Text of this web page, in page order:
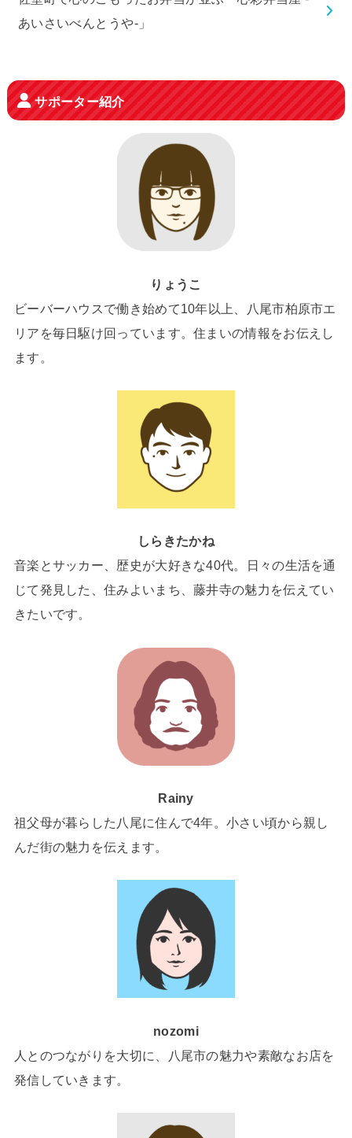
あいさいべんとうや-」
サポーター紹介
りょうこ
ビーバーハウスで働き始めて10年以上、八尾市柏原市エ
リアを毎日駆け回っています。住まいの情報をお伝えし
ます。
しらきたかね
音楽とサッカー、歴史が大好きな40代。日々の生活を通
じて発見した、住みよいまち、藤井寺の魅力を伝えてい
きたいです。
Rainy
祖父母が暮らした八尾に住んで4年。小さい頃から親し
んだ街の魅力を伝えます。
nozomi
人とのつながりを大切に、八尾市の魅力や素敵なお店を
発信していきます。